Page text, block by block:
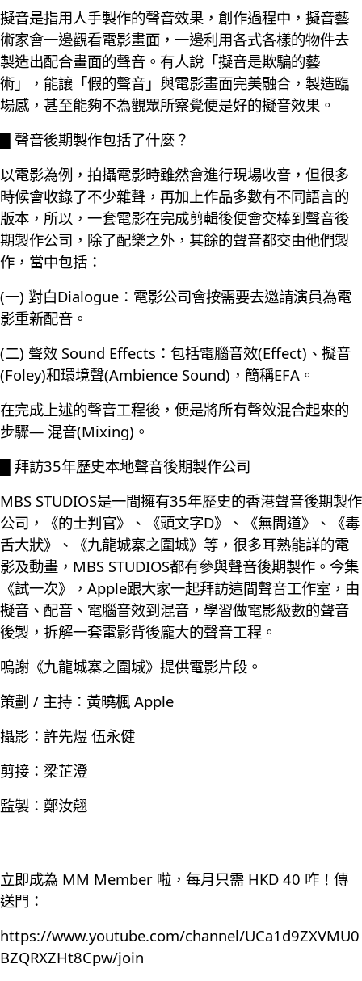
擬音是指用人手製作的聲音效果，創作過程中，擬音藝
術家會一邊觀看電影畫面，一邊利用各式各樣的物件去
製造出配合畫面的聲音。有人說「擬音是欺騙的藝
術」，能讓「假的聲音」與電影畫面完美融合，製造臨
場感，甚至能夠不為觀眾所察覺便是好的擬音效果。
█ 聲音後期製作包括了什麼？
以電影為例，拍攝電影時雖然會進行現場收音，但很多
時候會收錄了不少雜聲，再加上作品多數有不同語言的
版本，所以，一套電影在完成剪輯後便會交棒到聲音後
期製作公司，除了配樂之外，其餘的聲音都交由他們製
作，當中包括：
(一) 對白Dialogue：電影公司會按需要去邀請演員為電
影重新配音。
(二) 聲效 Sound Effects：包括電腦音效(Effect)、擬音
(Foley)和環境聲(Ambience Sound)，簡稱EFA。
在完成上述的聲音工程後，便是將所有聲效混合起來的
步驟— 混音(Mixing)。
█ 拜訪35年歷史本地聲音後期製作公司
MBS STUDIOS是一間擁有35年歷史的香港聲音後期製作
公司，《的士判官》、《頭文字D》、《無間道》、《毒
舌大狀》、《九龍城寨之圍城》等，很多耳熟能詳的電
影及動畫，MBS STUDIOS都有參與聲音後期製作。今集
《試一次》，Apple跟大家一起拜訪這間聲音工作室，由
擬音、配音、電腦音效到混音，學習做電影級數的聲音
後製，拆解一套電影背後龐大的聲音工程。
鳴謝《九龍城寨之圍城》提供電影片段。
策劃 / 主持：黃曉楓 Apple
攝影：許先煜 伍永健
剪接：梁芷澄
監製：鄭汝翹
立即成為 MM Member 啦，每月只需 HKD 40 咋！傳
送門：
https://www.youtube.com/channel/UCa1d9ZXVMU0
BZQRXZHt8Cpw/join